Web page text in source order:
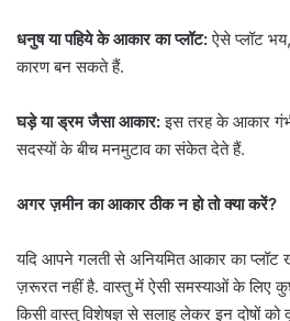
धनुष या पहिये के आकार का प्लॉट:ऐसे प्लॉट
कारण बन सकते हैं.
घड़े या ड्रम जैसा आकार:इस तरह के आकार
सदस्यों के बीच मनमुटाव का संकेत देते हैं.
अगर ज़मीन का आकार ठीक न हो तो क्या करें?
यदि आपने गलती से अनियमित आकार का प्लॉट
ज़रूरत नहीं है. वास्तु में ऐसी समस्याओं के लिए
किसी वास्तु विशेषज्ञ से सलाह लेकर इन दोषों